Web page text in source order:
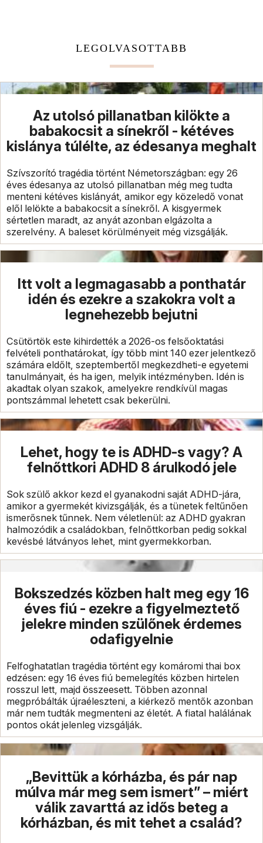
LEGOLVASOTTABB
Az utolsó pillanatban kilökte a
babakocsit a sínekről - kétéves
kislánya túlélte, az édesanya meghalt
Szívszorító tragédia történt Németországban: egy 26
éves édesanya az utolsó pillanatban még meg tudta
menteni kétéves kislányát, amikor egy közeledő vonat
elől lelökte a babakocsit a sínekről. A kisgyermek
sértetlen maradt, az anyát azonban elgázolta a
szerelvény. A baleset körülményeit még vizsgálják.
Itt volt a legmagasabb a ponthatár
idén és ezekre a szakokra volt a
legnehezebb bejutni
Csütörtök este kihirdették a 2026-os felsőoktatási
felvételi ponthatárokat, így több mint 140 ezer jelentkező
számára eldőlt, szeptembertől megkezdheti-e egyetemi
tanulmányait, és ha igen, melyik intézményben. Idén is
akadtak olyan szakok, amelyekre rendkívül magas
pontszámmal lehetett csak bekerülni.
Lehet, hogy te is ADHD-s vagy? A
felnőttkori ADHD 8 árulkodó jele
Sok szülő akkor kezd el gyanakodni saját ADHD-jára,
amikor a gyermekét kivizsgálják, és a tünetek feltűnően
ismerősnek tűnnek. Nem véletlenül: az ADHD gyakran
halmozódik a családokban, felnőttkorban pedig sokkal
kevésbé látványos lehet, mint gyermekkorban.
Bokszedzés közben halt meg egy 16
éves fiú - ezekre a figyelmeztető
jelekre minden szülőnek érdemes
odafigyelnie
Felfoghatatlan tragédia történt egy komáromi thai box
edzésen: egy 16 éves fiú bemelegítés közben hirtelen
rosszul lett, majd összeesett. Többen azonnal
megpróbálták újraéleszteni, a kiérkező mentők azonban
már nem tudták megmenteni az életét. A fiatal halálának
pontos okát jelenleg vizsgálják.
„Bevittük a kórházba, és pár nap
múlva már meg sem ismert” – miért
válik zavarttá az idős beteg a
kórházban, és mit tehet a család?